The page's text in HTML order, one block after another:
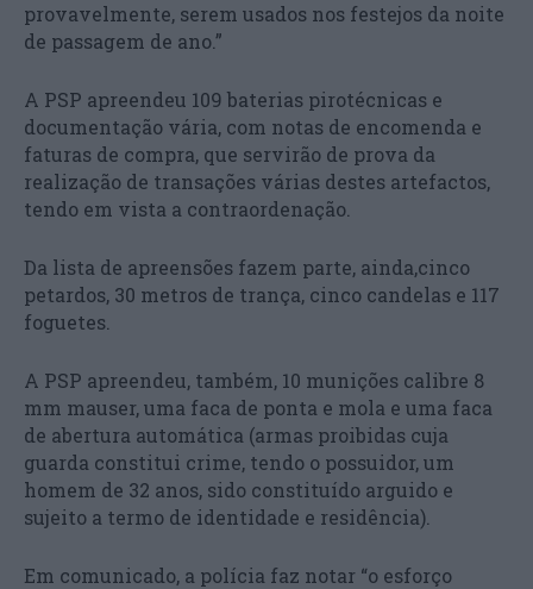
provavelmente, serem usados nos festejos da noite
de passagem de ano.”
A PSP apreendeu 109 baterias pirotécnicas e
documentação vária, com notas de encomenda e
faturas de compra, que servirão de prova da
realização de transações várias destes artefactos,
tendo em vista a contraordenação.
Da lista de apreensões fazem parte, ainda,cinco
petardos, 30 metros de trança, cinco candelas e 117
foguetes.
A PSP apreendeu, também, 10 munições calibre 8
mm mauser, uma faca de ponta e mola e uma faca
de abertura automática (armas proibidas cuja
guarda constitui crime, tendo o possuidor, um
homem de 32 anos, sido constituído arguido e
sujeito a termo de identidade e residência).
Em comunicado, a polícia faz notar “o esforço